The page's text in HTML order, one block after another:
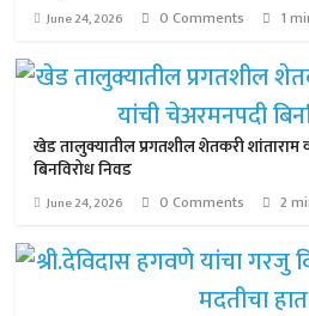
June 24, 2026 0 Comments 1
खेड तालुक्यातील प्रगतशील शेतकरी
बिनविरोध निवड
June 24, 2026 0 Comments 2